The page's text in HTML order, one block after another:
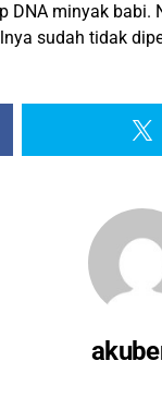
DNA minyak babi.
sudah tidak